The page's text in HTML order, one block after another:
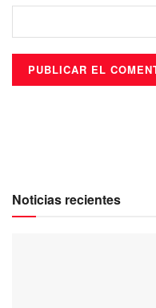
Noticias recientes